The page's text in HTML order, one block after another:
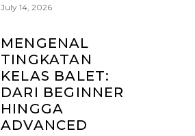
July 14, 2026
MENGENAL
TINGKATAN
KELAS BALET:
DARI BEGINNER
HINGGA
ADVANCED